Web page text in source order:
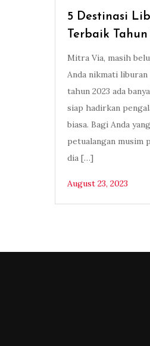
5 Destinasi
Terbaik
Mitra Via, masih
Anda nikmati liburan
tahun 2023 ada
siap hadirkan
biasa. Bagi Anda
petualangan musim
dia […]
August 23, 2023